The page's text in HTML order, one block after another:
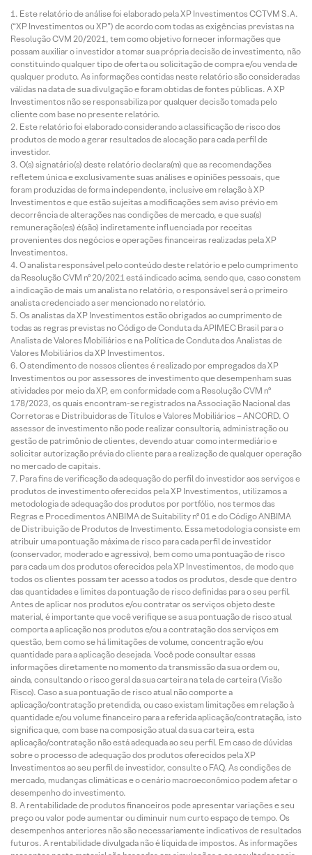
Este relatório de análise foi elaborado pela XP Investimentos CCTVM S.A.
(“XP Investimentos ou XP”) de acordo com todas as exigências previstas na
Resolução CVM 20/2021, tem como objetivo fornecer informações que
possam auxiliar o investidor a tomar sua própria decisão de investimento, não
constituindo qualquer tipo de oferta ou solicitação de compra e/ou venda de
qualquer produto. As informações contidas neste relatório são consideradas
válidas na data de sua divulgação e foram obtidas de fontes públicas. A XP
Investimentos não se responsabiliza por qualquer decisão tomada pelo
cliente com base no presente relatório.
Este relatório foi elaborado considerando a classificação de risco dos
produtos de modo a gerar resultados de alocação para cada perfil de
investidor.
O(s) signatário(s) deste relatório declara(m) que as recomendações
refletem única e exclusivamente suas análises e opiniões pessoais, que
foram produzidas de forma independente, inclusive em relação à XP
Investimentos e que estão sujeitas a modificações sem aviso prévio em
decorrência de alterações nas condições de mercado, e que sua(s)
remuneração(es) é(são) indiretamente influenciada por receitas
provenientes dos negócios e operações financeiras realizadas pela XP
Investimentos.
O analista responsável pelo conteúdo deste relatório e pelo cumprimento
da Resolução CVM nº 20/2021 está indicado acima, sendo que, caso constem
a indicação de mais um analista no relatório, o responsável será o primeiro
analista credenciado a ser mencionado no relatório.
Os analistas da XP Investimentos estão obrigados ao cumprimento de
todas as regras previstas no Código de Conduta da APIMEC Brasil para o
Analista de Valores Mobiliários e na Política de Conduta dos Analistas de
Valores Mobiliários da XP Investimentos.
O atendimento de nossos clientes é realizado por empregados da XP
Investimentos ou por assessores de investimento que desempenham suas
atividades por meio da XP, em conformidade com a Resolução CVM nº
178/2023, os quais encontram-se registrados na Associação Nacional das
Corretoras e Distribuidoras de Títulos e Valores Mobiliários – ANCORD. O
assessor de investimento não pode realizar consultoria, administração ou
gestão de patrimônio de clientes, devendo atuar como intermediário e
solicitar autorização prévia do cliente para a realização de qualquer operação
no mercado de capitais.
Para fins de verificação da adequação do perfil do investidor aos serviços e
produtos de investimento oferecidos pela XP Investimentos, utilizamos a
metodologia de adequação dos produtos por portfólio, nos termos das
Regras e Procedimentos ANBIMA de Suitability nº 01 e do Código ANBIMA
de Distribuição de Produtos de Investimento. Essa metodologia consiste em
atribuir uma pontuação máxima de risco para cada perfil de investidor
(conservador, moderado e agressivo), bem como uma pontuação de risco
para cada um dos produtos oferecidos pela XP Investimentos, de modo que
todos os clientes possam ter acesso a todos os produtos, desde que dentro
das quantidades e limites da pontuação de risco definidas para o seu perfil.
Antes de aplicar nos produtos e/ou contratar os serviços objeto deste
material, é importante que você verifique se a sua pontuação de risco atual
comporta a aplicação nos produtos e/ou a contratação dos serviços em
questão, bem como se há limitações de volume, concentração e/ou
quantidade para a aplicação desejada. Você pode consultar essas
informações diretamente no momento da transmissão da sua ordem ou,
ainda, consultando o risco geral da sua carteira na tela de carteira (Visão
Risco). Caso a sua pontuação de risco atual não comporte a
aplicação/contratação pretendida, ou caso existam limitações em relação à
quantidade e/ou volume financeiro para a referida aplicação/contratação, isto
significa que, com base na composição atual da sua carteira, esta
aplicação/contratação não está adequada ao seu perfil. Em caso de dúvidas
sobre o processo de adequação dos produtos oferecidos pela XP
Investimentos ao seu perfil de investidor, consulte o FAQ. As condições de
mercado, mudanças climáticas e o cenário macroeconômico podem afetar o
desempenho do investimento.
A rentabilidade de produtos financeiros pode apresentar variações e seu
preço ou valor pode aumentar ou diminuir num curto espaço de tempo. Os
desempenhos anteriores não são necessariamente indicativos de resultados
futuros. A rentabilidade divulgada não é líquida de impostos. As informações